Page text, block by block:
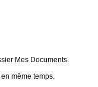
Mes Documents.
même temps.